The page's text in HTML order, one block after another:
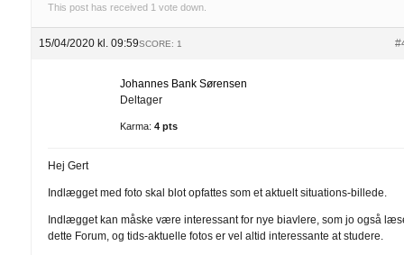
This post has received 1 vote down.
15/04/2020 kl. 09:59SCORE: 1
Johannes Bank Sørensen
Deltager
Karma: 4 pts
Hej Gert
Indlægget med foto skal blot opfattes som et aktuelt situations-billede.
Indlægget kan måske være interessant for nye biavlere, som jo også
dette Forum, og tids-aktuelle fotos er vel altid interessante at studere.